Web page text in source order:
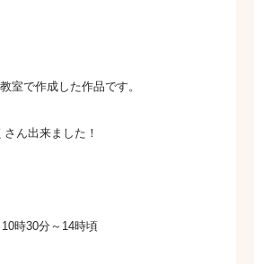
室で作成した作品です。
ん出来ました！
時30分～14時頃